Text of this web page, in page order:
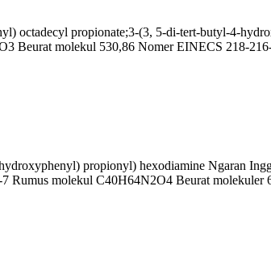
octadecyl propionate;3-(3, 5-di-tert-butyl-4-
Beurat molekul 530,86 Nomer EINECS 218-
propionyl) hexodiamine Ngaran
molekul C40H64N2O4 Beurat molekuler